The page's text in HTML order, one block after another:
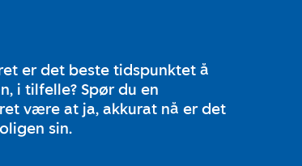
er det beste tidspunktet å
i tilfelle? Spør du en
være at ja, akkurat nå er det
sin.